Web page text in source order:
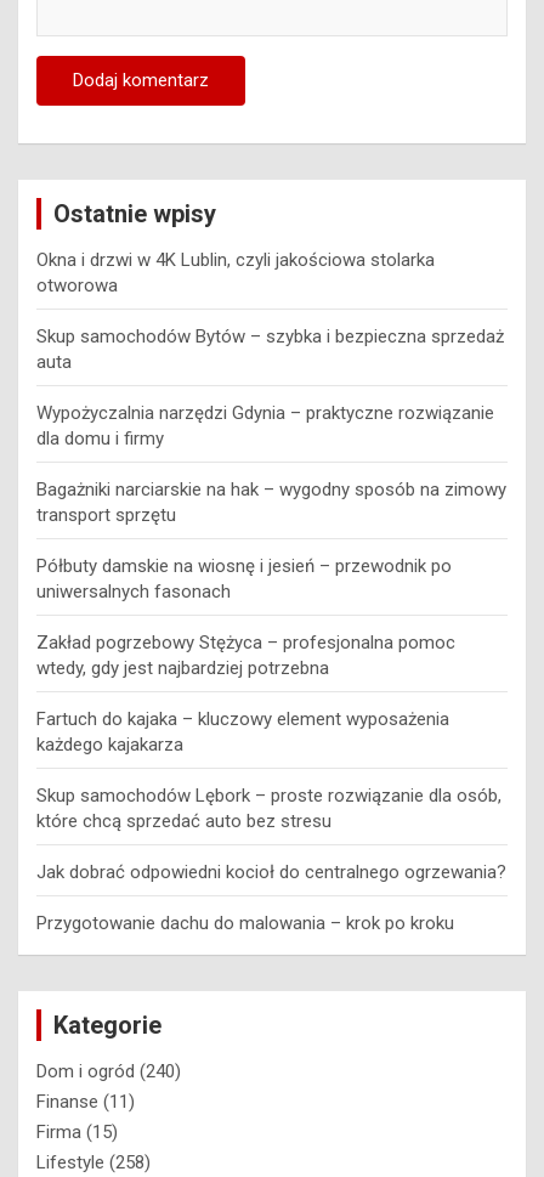
Ostatnie wpisy
Okna i drzwi w 4K Lublin, czyli jakościowa stolarka
otworowa
Skup samochodów Bytów – szybka i bezpieczna sprzedaż
auta
Wypożyczalnia narzędzi Gdynia – praktyczne rozwiązanie
dla domu i firmy
Bagażniki narciarskie na hak – wygodny sposób na zimowy
transport sprzętu
Półbuty damskie na wiosnę i jesień – przewodnik po
uniwersalnych fasonach
Zakład pogrzebowy Stężyca – profesjonalna pomoc
wtedy, gdy jest najbardziej potrzebna
Fartuch do kajaka – kluczowy element wyposażenia
każdego kajakarza
Skup samochodów Lębork – proste rozwiązanie dla osób,
które chcą sprzedać auto bez stresu
Jak dobrać odpowiedni kocioł do centralnego ogrzewania?
Przygotowanie dachu do malowania – krok po kroku
Kategorie
Dom i ogród (240)
Finanse (11)
Firma (15)
Lifestyle (258)